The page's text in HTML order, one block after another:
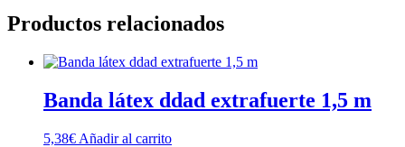
Productos relacionados
Banda látex ddad extrafuerte 1,5 m
5,38€ Añadir al carrito